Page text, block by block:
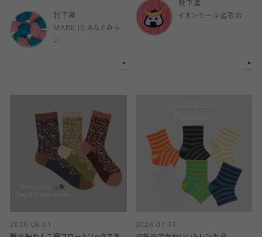
靴下屋
MARK IS みなとみら
い
靴下屋
イオンモール名取店
2026.08.01
2026.07.31